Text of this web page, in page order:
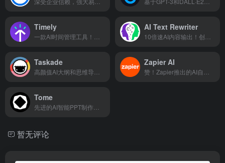
Timely AI Text Rewriter
Taskade Zapier AI
Tome
暂无评论